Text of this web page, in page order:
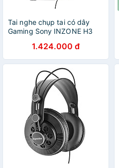
Tai nghe chụp tai có dây
Gaming Sony INZONE H3
1.424.000 đ